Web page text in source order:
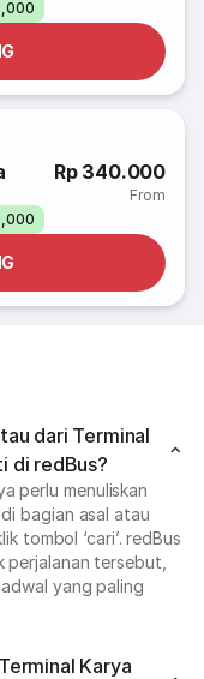
Rp 340.000
From
dari Terminal
di redBus?
perlu menuliskan
bagian asal atau
tombol ‘cari’. redBus
perjalanan tersebut,
yang paling
Karya